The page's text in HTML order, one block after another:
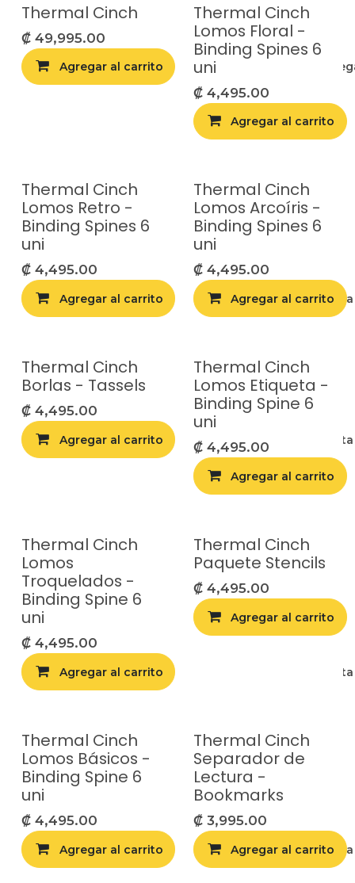
Thermal Cinch
₡ 49,995.00
Agregar al carrito
Thermal Cinch
Lomos Floral -
Binding Spines 6
uni
₡ 4,495.00
Agregar al carrito
Thermal Cinch
Lomos Retro -
Binding Spines 6
uni
₡ 4,495.00
Agregar al carrito Agregar a la
Thermal Cinch
Lomos Arcoíris -
Binding Spines 6
uni
₡ 4,495.00
Agregar al carrito
Thermal Cinch
Borlas - Tassels
₡ 4,495.00
Agregar al carrito Agregar a la
Thermal Cinch
Lomos Etiqueta -
Binding Spine 6
uni
₡ 4,495.00
Agregar al carrito
Thermal Cinch
Lomos
Troquelados -
Binding Spine 6
uni
₡ 4,495.00
Agregar al carrito Agregar a la
Thermal Cinch
Paquete Stencils
₡ 4,495.00
Agregar al carrito
Thermal Cinch
Lomos Básicos -
Binding Spine 6
uni
₡ 4,495.00
Agregar al carrito Agregar a la
Thermal Cinch
Separador de
Lectura -
Bookmarks
₡ 3,995.00
Agregar al carrito